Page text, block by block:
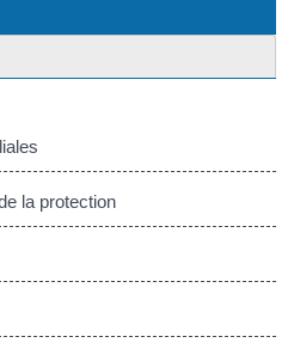
la protection